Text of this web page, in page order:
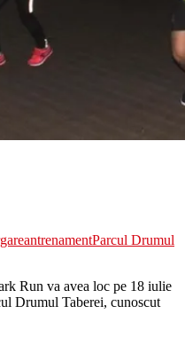
antrenamentParcul Drumul
Run va avea loc pe 18 iulie
Drumul Taberei, cunoscut